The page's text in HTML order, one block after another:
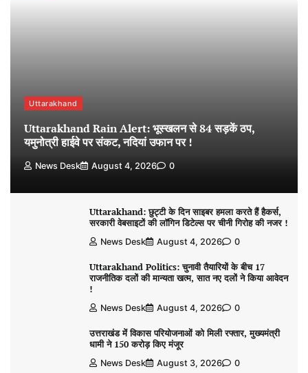
Uttarakhand
Uttarakhand Rain Alert: भूस्खलन से 84 सड़कें ठप,
यमुनोत्री हाईवे पर संकट, नदियां उफान पर !
News Desk August 4, 2026 0
Uttarakhand: छुट्टी के दिन साइबर हमला करते हैं हैकर्स,
सरकारी वेबसाइटों की लॉगिन डिटेल्स पर चीनी गिरोह की नजर !
News Desk August 4, 2026 0
Uttarakhand Politics: चुनावी तैयारियों के बीच 17
राजनीतिक दलों की मान्यता खत्म, सात नए दलों ने किया आवेदन
!
News Desk August 4, 2026 0
उत्तराखंड में विकास परियोजनाओं को मिली रफ्तार, मुख्यमंत्री
धामी ने 150 करोड़ किए मंजूर
News Desk August 3, 2026 0